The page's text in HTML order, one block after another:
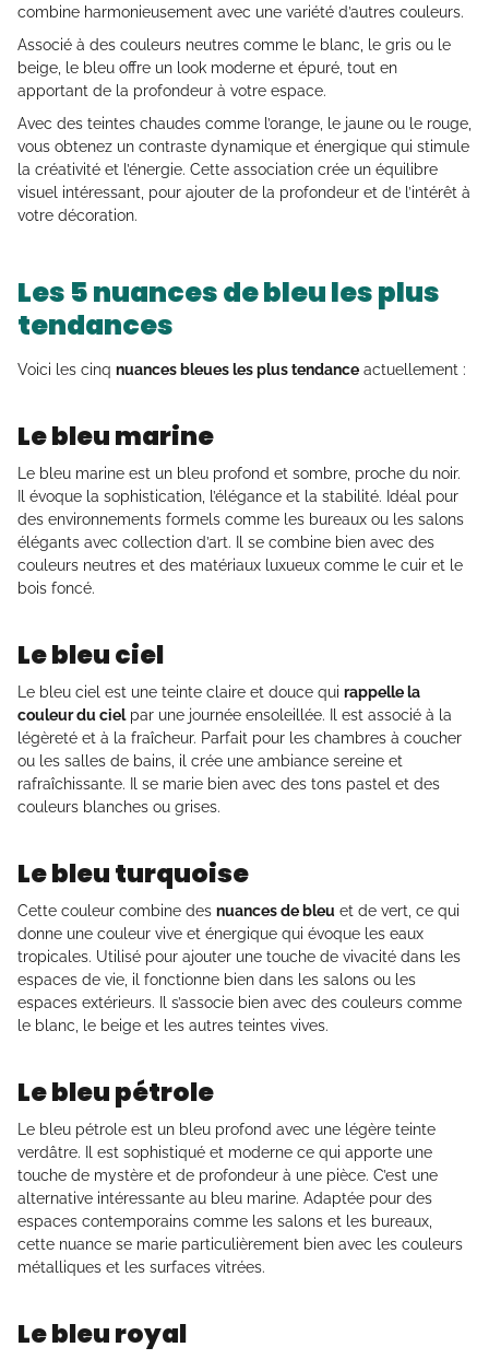
combine harmonieusement avec une variété d’autres couleurs.
Associé à des couleurs neutres comme le blanc, le gris ou le
beige, le bleu offre un look moderne et épuré, tout en
apportant de la profondeur à votre espace.
Avec des teintes chaudes comme l’orange, le jaune ou le rouge,
vous obtenez un contraste dynamique et énergique qui stimule
la créativité et l’énergie. Cette association crée un équilibre
visuel intéressant, pour ajouter de la profondeur et de l’intérêt à
votre décoration.
Les 5 nuances de bleu les plus
tendances
Voici les cinq nuances bleues les plus tendance actuellement :
Le bleu marine
Le bleu marine est un bleu profond et sombre, proche du noir.
Il évoque la sophistication, l’élégance et la stabilité. Idéal pour
des environnements formels comme les bureaux ou les salons
élégants avec collection d’art. Il se combine bien avec des
couleurs neutres et des matériaux luxueux comme le cuir et le
bois foncé.
Le bleu ciel
Le bleu ciel est une teinte claire et douce qui rappelle la
couleur du cielpar une journée ensoleillée. Il est associé à la
légèreté et à la fraîcheur. Parfait pour les chambres à coucher
ou les salles de bains, il crée une ambiance sereine et
rafraîchissante. Il se marie bien avec des tons pastel et des
couleurs blanches ou grises.
Le bleu turquoise
Cette couleur combine des nuances de bleu et de vert, ce qui
donne une couleur vive et énergique qui évoque les eaux
tropicales. Utilisé pour ajouter une touche de vivacité dans les
espaces de vie, il fonctionne bien dans les salons ou les
espaces extérieurs. Il s’associe bien avec des couleurs comme
le blanc, le beige et les autres teintes vives.
Le bleu pétrole
Le bleu pétrole est un bleu profond avec une légère teinte
verdâtre. Il est sophistiqué et moderne ce qui apporte une
touche de mystère et de profondeur à une pièce. C’est une
alternative intéressante au bleu marine. Adaptée pour des
espaces contemporains comme les salons et les bureaux,
cette nuance se marie particulièrement bien avec les couleurs
métalliques et les surfaces vitrées.
Le bleu royal